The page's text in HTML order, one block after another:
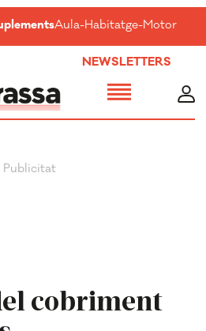
Aula-Habitatge-Motor-
NEWSLETTERS
cobriment